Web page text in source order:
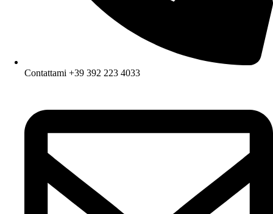
Contattami +39 392 223 4033